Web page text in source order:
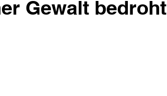
Gewalt bedroht